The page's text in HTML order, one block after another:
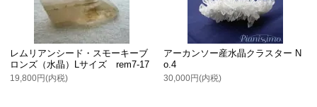
レムリアンシード・スモーキーブ
ロンズ（水晶）Lサイズ rem7-17
19,800円(内税)
アーカンソー産水晶クラスター N
o.4
30,000円(内税)